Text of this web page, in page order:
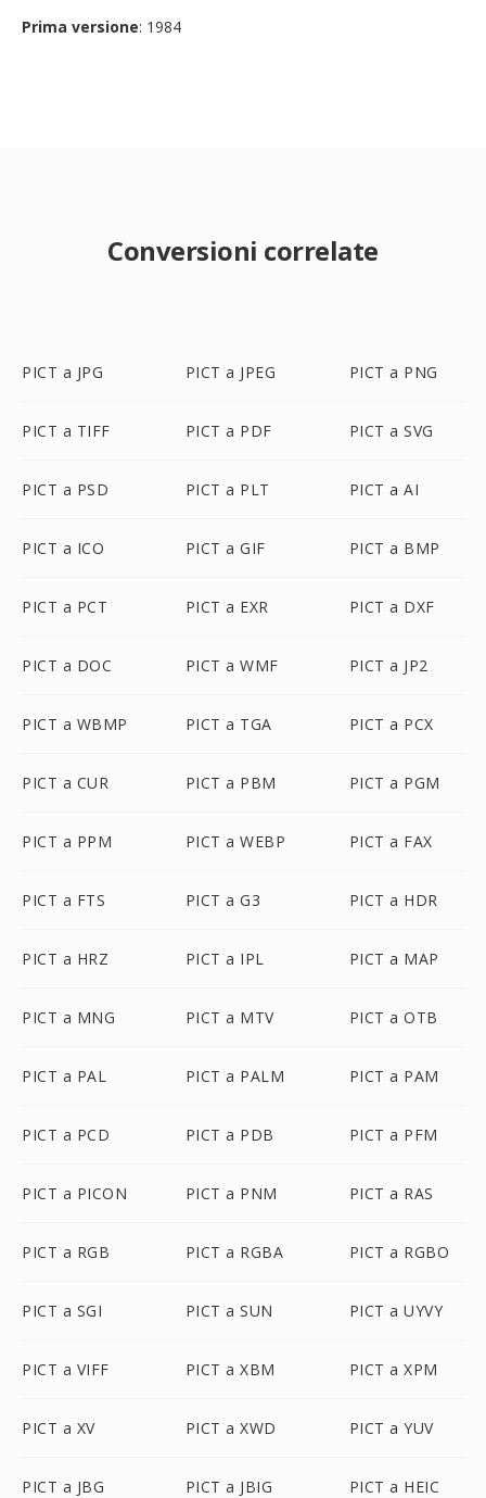
Prima versione: 1984
Conversioni correlate
PICT a JPG PICT a JPEG PICT a PNG
PICT a TIFF PICT a PDF PICT a SVG
PICT a PSD PICT a PLT PICT a AI
PICT a ICO PICT a GIF PICT a BMP
PICT a PCT PICT a EXR PICT a DXF
PICT a DOC PICT a WMF PICT a JP2
PICT a WBMP PICT a TGA PICT a PCX
PICT a CUR PICT a PBM PICT a PGM
PICT a PPM PICT a WEBP PICT a FAX
PICT a FTS PICT a G3 PICT a HDR
PICT a HRZ PICT a IPL PICT a MAP
PICT a MNG PICT a MTV PICT a OTB
PICT a PAL PICT a PALM PICT a PAM
PICT a PCD PICT a PDB PICT a PFM
PICT a PICON PICT a PNM PICT a RAS
PICT a RGB PICT a RGBA PICT a RGBO
PICT a SGI PICT a SUN PICT a UYVY
PICT a VIFF PICT a XBM PICT a XPM
PICT a XV PICT a XWD PICT a YUV
PICT a JBG PICT a JBIG PICT a HEIC